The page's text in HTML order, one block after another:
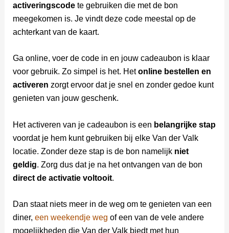
activeringscodete gebruiken die met de bon
meegekomen is. Je vindt deze code meestal op de
achterkant van de kaart.
Ga online, voer de code in en jouw cadeaubon is klaar
voor gebruik. Zo simpel is het. Hetonline bestellen en
activeren zorgt ervoor dat je snel en zonder gedoe kunt
genieten van jouw geschenk.
Het activeren van je cadeaubon is een belangrijke stap
voordat je hem kunt gebruiken bij elke Van der Valk
locatie. Zonder deze stap is de bon namelijk niet
geldig. Zorg dus dat je na het ontvangen van de bon
direct de activatie voltooit.
Dan staat niets meer in de weg om te genieten van een
diner, een weekendje weg of een van de vele andere
mogelijkheden die Van der Valk biedt met hun